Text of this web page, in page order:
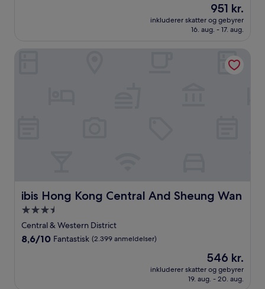
anmeldelser)
Prisen
er
951 kr.
951 kr.
inkluderer skatter og gebyrer
16. aug. - 17. aug.
ibis Hong Kong Central And Sheung Wan
ibis Hong Kong Central And Sheung Wan
3.5-
stjernet
overnatningssted
Central & Western District
8.6
8,6/10 Fantastisk (2.399 anmeldelser)
Prisen
er
546 kr.
546 kr.
inkluderer skatter og gebyrer
19. aug. - 20. aug.